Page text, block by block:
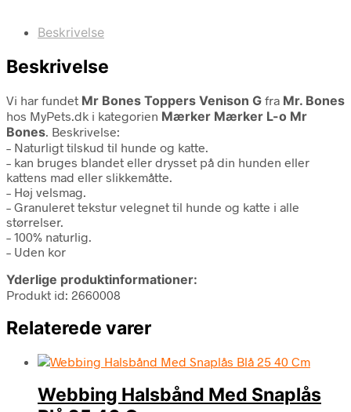
Beskrivelse
Beskrivelse
Vi har fundet Mr Bones Toppers Venison G fra Mr. Bones
hos MyPets.dk i kategorien Mærker Mærker L-o Mr
Bones. Beskrivelse:
– Naturligt tilskud til hunde og katte.
– kan bruges blandet eller drysset på din hunden eller
kattens mad eller slikkemåtte.
– Høj velsmag.
– Granuleret tekstur velegnet til hunde og katte i alle
størrelser.
– 100% naturlig.
– Uden kor
Yderlige produktinformationer:
Produkt id: 2660008
Relaterede varer
Webbing Halsbånd Med Snaplås